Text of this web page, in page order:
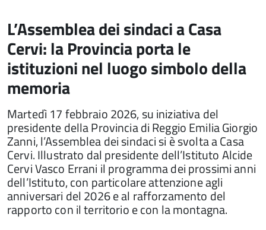
L’Assemblea dei sindaci a Casa
Cervi: la Provincia porta le
istituzioni nel luogo simbolo della
memoria
Martedì 17 febbraio 2026, su iniziativa del
presidente della Provincia di Reggio Emilia Giorgio
Zanni, l’Assemblea dei sindaci si è svolta a Casa
Cervi. Illustrato dal presidente dell’Istituto Alcide
Cervi Vasco Errani il programma dei prossimi anni
dell’Istituto, con particolare attenzione agli
anniversari del 2026 e al rafforzamento del
rapporto con il territorio e con la montagna.